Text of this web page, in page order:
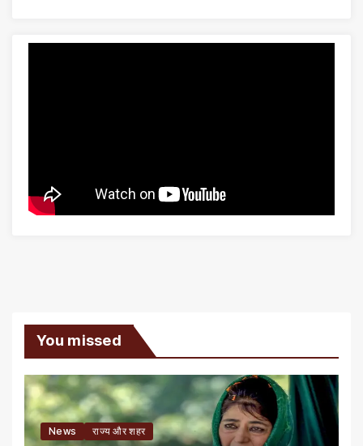
You missed
News राज्य और शहर